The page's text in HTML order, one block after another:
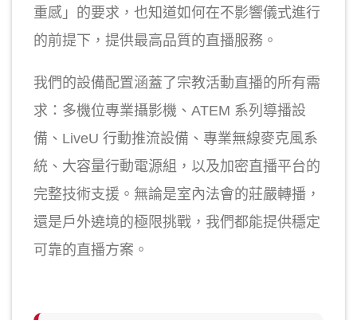
重感」的要求，也知道如何在不影響儀式進行
的前提下，提供最高品質的直播服務。
我們的設備配置涵蓋了宗教活動直播的所有需
求：多機位專業攝影機、ATEM 系列導播設
備、LiveU 行動推流設備、專業無線麥克風系
統、大容量行動電源組，以及加密直播平台的
完整技術支援。無論是室內法會的莊嚴轉播，
還是戶外遶境的極限挑戰，我們都能提供穩定
可靠的直播方案。